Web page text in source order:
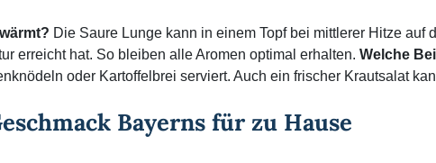
Die Saure Lunge kann in einem Topf bei mittlerer Hitze auf
erreicht hat. So bleiben alle Aromen optimal erhalten. Welche
oder Kartoffelbrei serviert. Auch ein frischer Krautsalat
Bayerns für zu Hause